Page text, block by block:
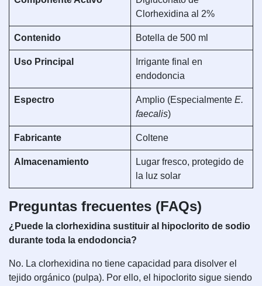
Clorhexidina al 2%
Contenido Botella de 500 ml
Uso Principal
Irrigante final en
endodoncia
Espectro Amplio (Especialmente E.
faecalis)
Fabricante Coltene
Almacenamiento
Lugar fresco, protegido de
la luz solar
Preguntas frecuentes (FAQs)
¿Puede la clorhexidina sustituir al hipoclorito de sodio
durante toda la endodoncia?
No. La clorhexidina no tiene capacidad para disolver el
tejido orgánico (pulpa). Por ello, el hipoclorito sigue siendo